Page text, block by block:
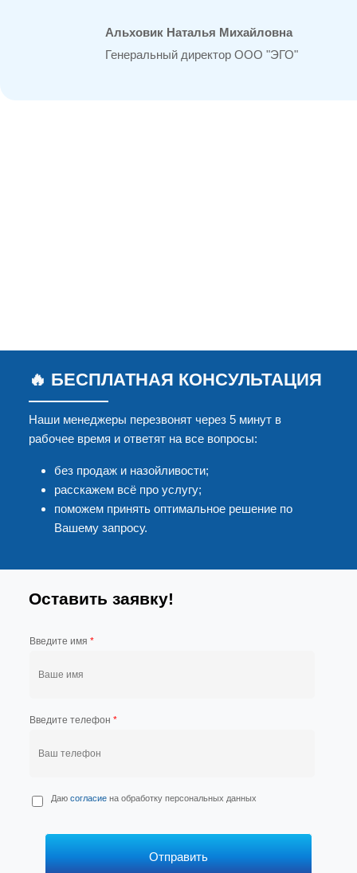
Альховик Наталья Михайловна
Генеральный директор ООО "ЭГО"
🔥 БЕСПЛАТНАЯ КОНСУЛЬТАЦИЯ
Наши менеджеры перезвонят через 5 минут в
рабочее время и ответят на все вопросы:
без продаж и назойливости;
расскажем всё про услугу;
поможем принять оптимальное решение по
Вашему запросу.
Оставить заявку!
Введите имя *
Введите телефон *
П
е
Даю согласиена обработку персональных данных
Отправить